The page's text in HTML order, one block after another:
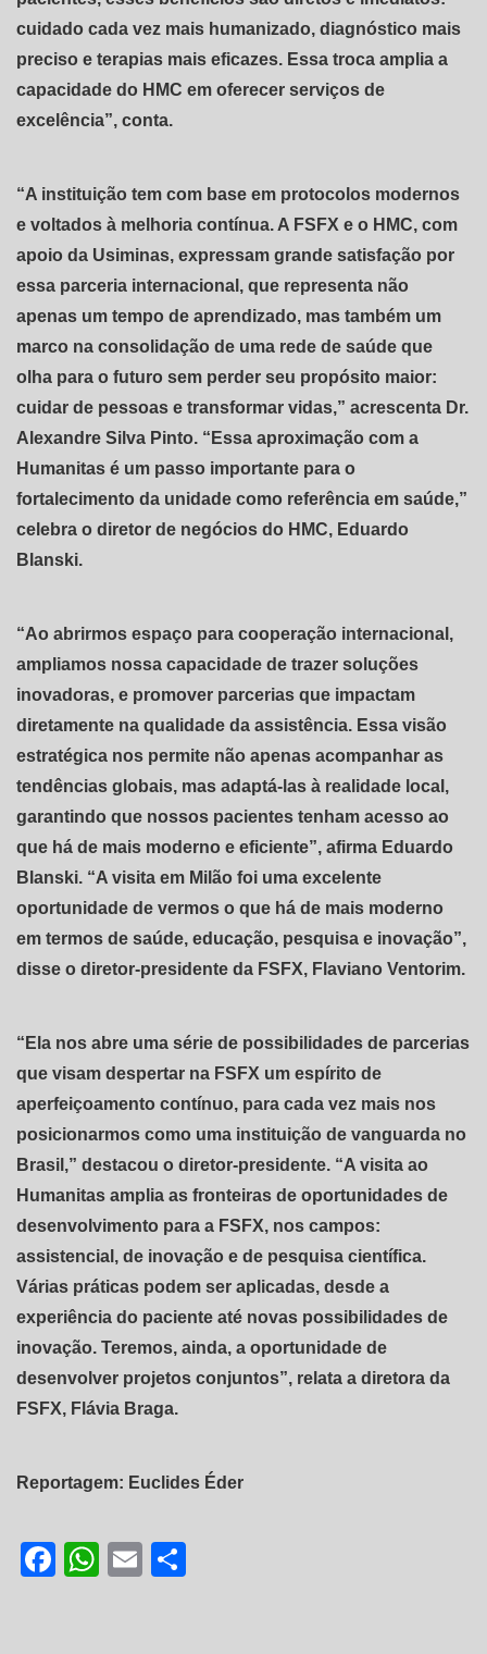
cuidado cada vez mais humanizado, diagnóstico mais
preciso e terapias mais eficazes. Essa troca amplia a
capacidade do HMC em oferecer serviços de
excelência”, conta.
“A instituição tem com base em protocolos modernos
e voltados à melhoria contínua. A FSFX e o HMC, com
apoio da Usiminas, expressam grande satisfação por
essa parceria internacional, que representa não
apenas um tempo de aprendizado, mas também um
marco na consolidação de uma rede de saúde que
olha para o futuro sem perder seu propósito maior:
cuidar de pessoas e transformar vidas,” acrescenta Dr.
Alexandre Silva Pinto. “Essa aproximação com a
Humanitas é um passo importante para o
fortalecimento da unidade como referência em saúde,”
celebra o diretor de negócios do HMC, Eduardo
Blanski.
“Ao abrirmos espaço para cooperação internacional,
ampliamos nossa capacidade de trazer soluções
inovadoras, e promover parcerias que impactam
diretamente na qualidade da assistência. Essa visão
estratégica nos permite não apenas acompanhar as
tendências globais, mas adaptá-las à realidade local,
garantindo que nossos pacientes tenham acesso ao
que há de mais moderno e eficiente”, afirma Eduardo
Blanski. “A visita em Milão foi uma excelente
oportunidade de vermos o que há de mais moderno
em termos de saúde, educação, pesquisa e inovação”,
disse o diretor-presidente da FSFX, Flaviano Ventorim.
“Ela nos abre uma série de possibilidades de parcerias
que visam despertar na FSFX um espírito de
aperfeiçoamento contínuo, para cada vez mais nos
posicionarmos como uma instituição de vanguarda no
Brasil,” destacou o diretor-presidente. “A visita ao
Humanitas amplia as fronteiras de oportunidades de
desenvolvimento para a FSFX, nos campos:
assistencial, de inovação e de pesquisa científica.
Várias práticas podem ser aplicadas, desde a
experiência do paciente até novas possibilidades de
inovação. Teremos, ainda, a oportunidade de
desenvolver projetos conjuntos”, relata a diretora da
FSFX, Flávia Braga.
Reportagem: Euclides Éder
Facebook
WhatsApp
Email